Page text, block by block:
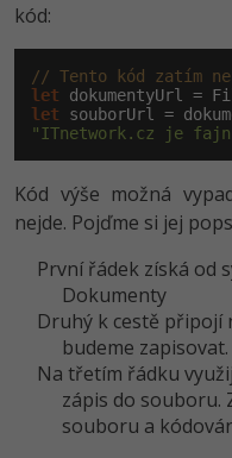
Google
Time
Windows
Sítě
Kybernetická
Elektronický
Video
Ostatní
Fórum
kód:
// Tento kód zatím
let dokumentyUrl =
let souborUrl =
"ITnetwork.cz je fajn
Kód výše možná
nejde. Pojďme si jej
První řádek získá od
Dokumenty
Druhý k cestě připojí
budeme zapisovat.
Na třetím řádku
zápis do souboru.
souboru a